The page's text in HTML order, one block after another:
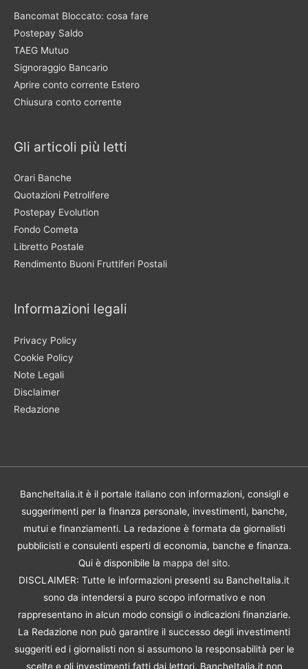
Bancomat Bloccato: cosa fare
Postepay Saldo
TAEG Mutuo
Signoraggio Bancario
Aprire conto corrente Estero
Chiusura conto corrente
Gli articoli più letti
Orari Banche
Quotazioni Petrolifere
Postepay Evolution
Fondo Cometa
Libretto Postale
Rendimento Buoni Fruttiferi Postali
Informazioni legali
Privacy Policy
Cookie Policy
Note Legali
Disclaimer
Redazione
BancheItalia.it è il portale italiano con informazioni, consigli e
suggerimenti per la finanza personale, investimenti, banche,
mutui e finanziamenti. La redazione è formata da giornalisti
pubblicisti e consulenti esperti di economia, banche e finanza.
Qui è disponibile la mappa del sito.
DISCLAIMER: Tutte le informazioni presenti su BancheItalia.it
sono da intendersi a puro scopo informativo e non
rappresentano in alcun modo consigli o indicazioni finanziarie.
La Redazione non può garantire il successo degli investimenti
suggeriti ed i giornalisti non si assumono la responsabilità per le
scelte e gli investimenti fatti dai lettori. BancheItalia.it non